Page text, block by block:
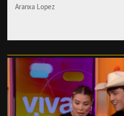
Aranxa Lopez